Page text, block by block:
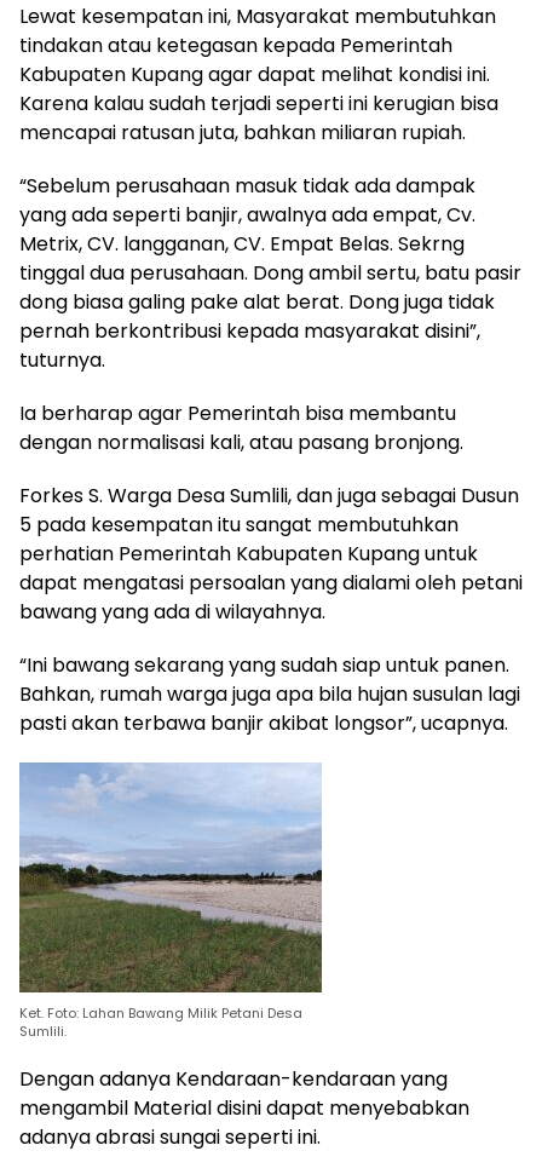
Lewat kesempatan ini, Masyarakat membutuhkan
tindakan atau ketegasan kepada Pemerintah
Kabupaten Kupang agar dapat melihat kondisi ini.
Karena kalau sudah terjadi seperti ini kerugian bisa
mencapai ratusan juta, bahkan miliaran rupiah.
“Sebelum perusahaan masuk tidak ada dampak
yang ada seperti banjir, awalnya ada empat, Cv.
Metrix, CV. langganan, CV. Empat Belas. Sekrng
tinggal dua perusahaan. Dong ambil sertu, batu pasir
dong biasa galing pake alat berat. Dong juga tidak
pernah berkontribusi kepada masyarakat disini”,
tuturnya.
Ia berharap agar Pemerintah bisa membantu
dengan normalisasi kali, atau pasang bronjong.
Forkes S. Warga Desa Sumlili, dan juga sebagai Dusun
5 pada kesempatan itu sangat membutuhkan
perhatian Pemerintah Kabupaten Kupang untuk
dapat mengatasi persoalan yang dialami oleh petani
bawang yang ada di wilayahnya.
“Ini bawang sekarang yang sudah siap untuk panen.
Bahkan, rumah warga juga apa bila hujan susulan lagi
pasti akan terbawa banjir akibat longsor”, ucapnya.
Ket. Foto: Lahan Bawang Milik Petani Desa
Sumlili.
Dengan adanya Kendaraan-kendaraan yang
mengambil Material disini dapat menyebabkan
adanya abrasi sungai seperti ini.